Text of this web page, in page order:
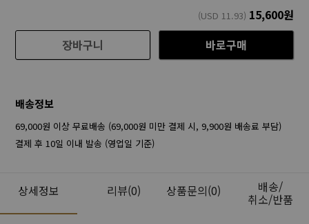
(USD 11.93) 15,600원
장바구니
바로구매
배송정보
69,000원 이상 무료배송 (69,000원 미만 결제 시, 9,900원 배송료 부담)
결제 후 10일 이내 발송 (영업일 기준)
상세정보 리뷰(0) 상품문의(0) 배송/
취소/반품